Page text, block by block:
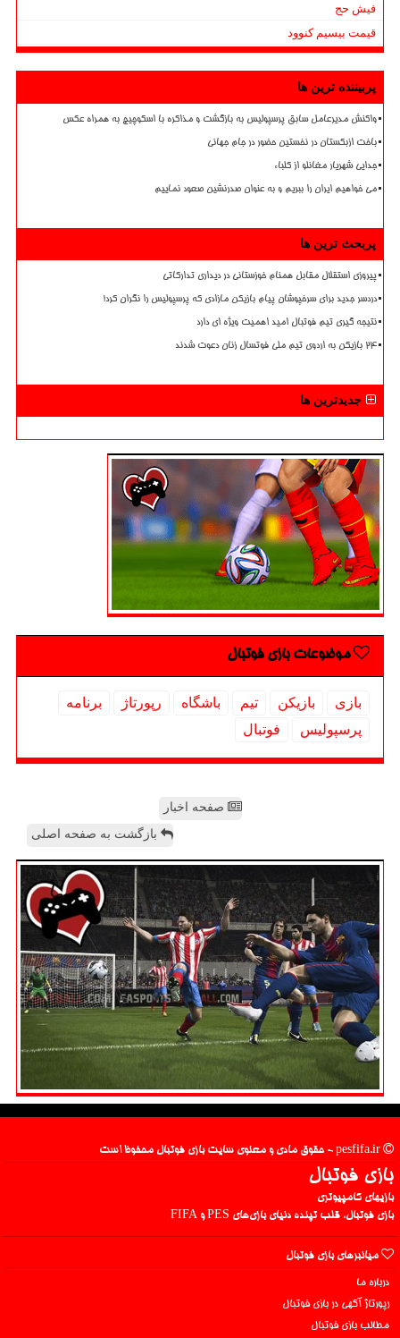
فیش حج
قیمت بیسیم کنوود
پربیننده ترین ها
واکنش مدیرعامل سابق پرسپولیس به بازگشت و مذاکره با اسکوچیچ به همراه عکس
باخت ازبکستان در نخستین حضور در جام جهانی
جدایی شهریار مغانلو از کلباء
می خواهیم ایران را ببریم و به عنوان صدرنشین صعود نماییم
پربحث ترین ها
پیروزی استقلال مقابل همنام خوزستانی در دیداری تدارکاتی
دردسر جدید برای سرخپوشان پیام بازیکن مازادی که پرسپولیس را نگران کرد!
نتیجه گیری تیم فوتبال امید اهمیت ویژه ای دارد
۲۴ بازیکن به اردوی تیم ملی فوتسال زنان دعوت شدند
جدیدترین ها
موضوعات بازی فوتبال
بازی بازیكن تیم باشگاه رپورتاژ
برنامه
پرسپولیس
فوتبال
صفحه اخبار
بازگشت به صفحه اصلی
بازی فوتبال
بازیهای کامپیوتری
بازی فوتبال، قلب تپنده دنیای بازی‌های PES و FIFA
میانبرهای بازی فوتبال
درباره ما
رپورتاژ آگهی در بازی فوتبال
مطالب بازی فوتبال